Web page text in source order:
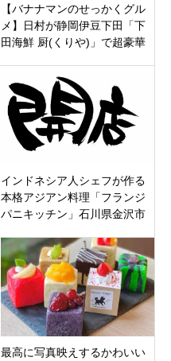
【バナナマンのせっかくグル
メ】日村が静岡伊豆下田「下
田海鮮 厨(くりや)」で超豪華
インドネシア人シェフが作る
本格アジアン料理「フランジ
パニキッチン」石川県金沢市
最高に写真映えするかわいい